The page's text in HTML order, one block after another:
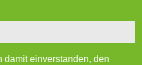
damit einverstanden, den